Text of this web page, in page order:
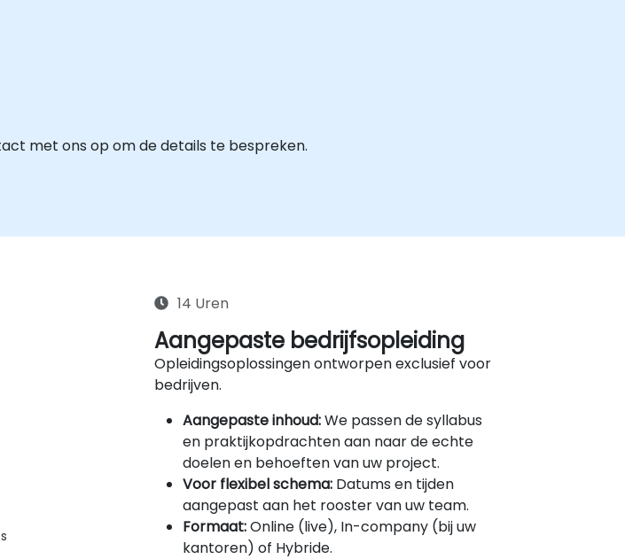
met ons op om de details te bespreken.
14 Uren
Aangepaste bedrijfsopleiding
Opleidingsoplossingen ontworpen exclusief voor
bedrijven.
Aangepaste inhoud:We passen de syllabus
en praktijkopdrachten aan naar de echte
doelen en behoeften van uw project.
Voor flexibel schema:Datums en tijden
aangepast aan het rooster van uw team.
Formaat:Online (live), In-company (bij uw
kantoren) of Hybride.